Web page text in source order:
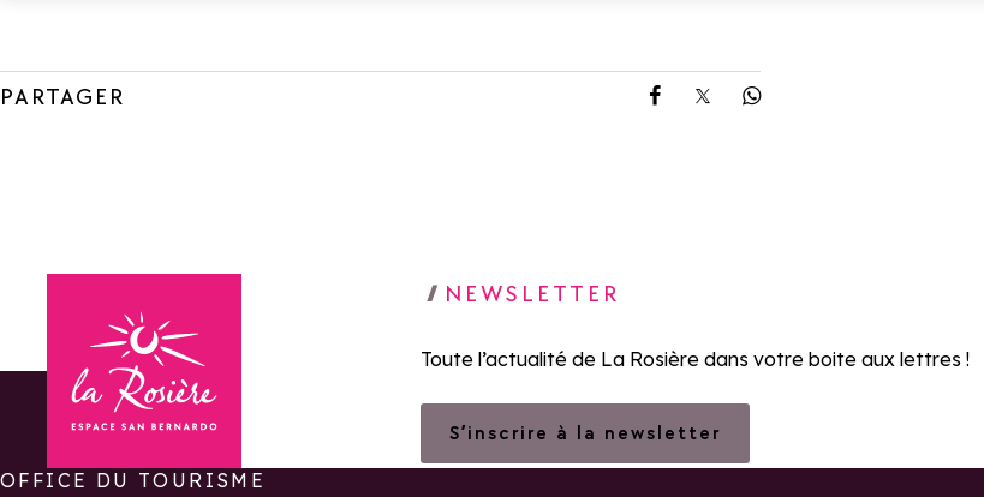
PARTAGER
Partager sur Facebook
Partager sur X
Partager sur Whatsapp
Retour à la page d'accueil
NEWSLETTER
Toute l’actualité de La Rosière dans votre boite aux lettres !
S’inscrire à la newsletter
OFFICE DU TOURISME